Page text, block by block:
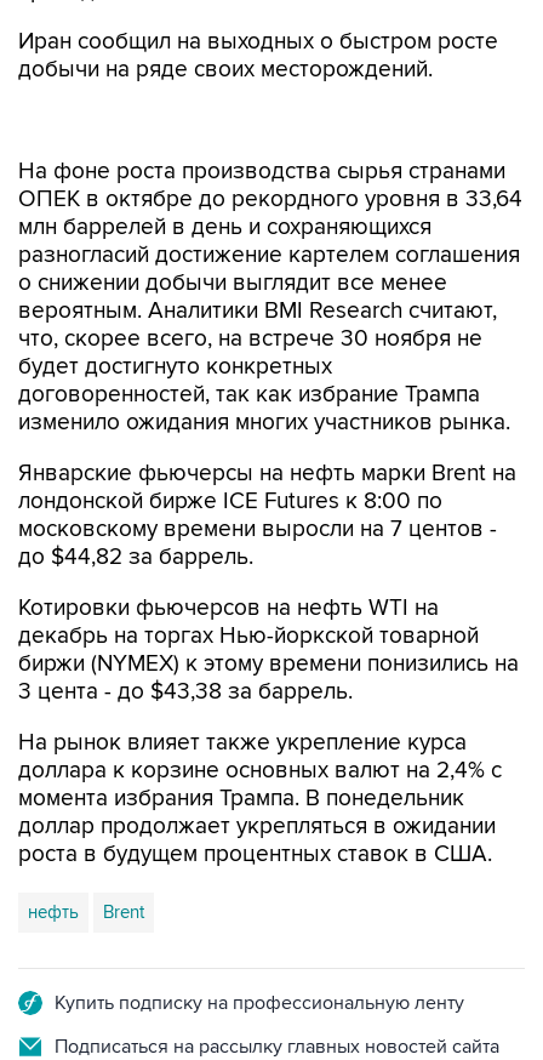
Иран сообщил на выходных о быстром росте
добычи на ряде своих месторождений.
На фоне роста производства сырья странами
ОПЕК в октябре до рекордного уровня в 33,64
млн баррелей в день и сохраняющихся
разногласий достижение картелем соглашения
о снижении добычи выглядит все менее
вероятным. Аналитики BMI Research считают,
что, скорее всего, на встрече 30 ноября не
будет достигнуто конкретных
договоренностей, так как избрание Трампа
изменило ожидания многих участников рынка.
Январские фьючерсы на нефть марки Brent на
лондонской бирже ICE Futures к 8:00 по
московскому времени выросли на 7 центов -
до $44,82 за баррель.
Котировки фьючерсов на нефть WTI на
декабрь на торгах Нью-йоркской товарной
биржи (NYMEX) к этому времени понизились на
3 цента - до $43,38 за баррель.
На рынок влияет также укрепление курса
доллара к корзине основных валют на 2,4% с
момента избрания Трампа. В понедельник
доллар продолжает укрепляться в ожидании
роста в будущем процентных ставок в США.
нефть Brent
Купить подписку на профессиональную ленту
Подписаться на рассылку главных новостей сайта